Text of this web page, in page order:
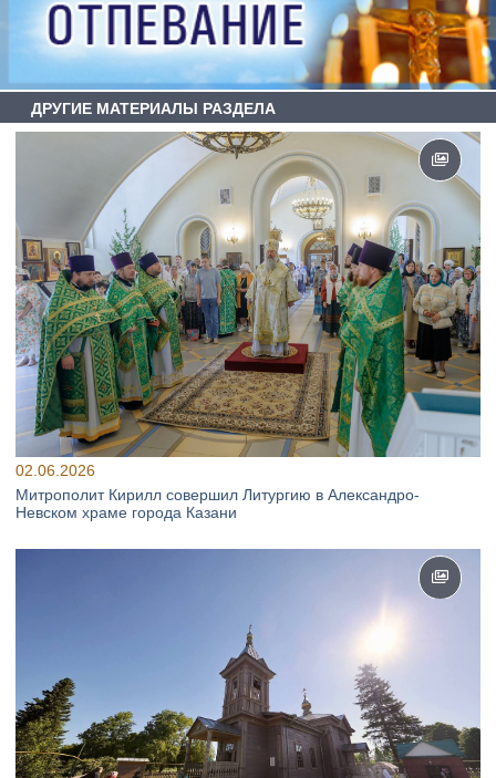
ДРУГИЕ МАТЕРИАЛЫ РАЗДЕЛА
02.06.2026
Митрополит Кирилл совершил Литургию в Александро-
Невском храме города Казани